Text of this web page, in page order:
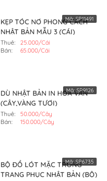
KẸP TÓC NƠ PHONG CÁCH
NHẬT BẢN MẪU 3 (CÁI)
Thuê:
25.000/Cái
Bán:
65.000/Cái
Mã:SP11491
DÙ NHẬT BẢN IN HOA VĂN
(CÂY,VÀNG TƯƠI)
Thuê:
50.000/Cây
Bán:
150.000/Cây
Mã:SP9126
BỘ ĐỒ LÓT MẶC TRONG
TRANG PHỤC NHẬT BẢN (BỘ)
Mã:SP6735